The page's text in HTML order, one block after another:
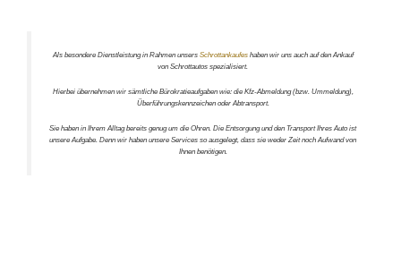
Als besondere Dienstleistung in Rahmen unsers Schrottankaufes haben wir uns auch auf den Ankauf
von Schrottautos spezialisiert.
Hierbei übernehmen wir sämtliche Bürokratieaufgaben wie: die Kfz-Abmeldung (bzw. Ummeldung),
Überführungskennzeichen oder Abtransport.
Sie haben in Ihrem Alltag bereits genug um die Ohren. Die Entsorgung und den Transport Ihres Auto ist
unsere Aufgabe. Denn wir haben unsere Services so ausgelegt, dass sie weder Zeit noch Aufwand von
Ihnen benötigen.